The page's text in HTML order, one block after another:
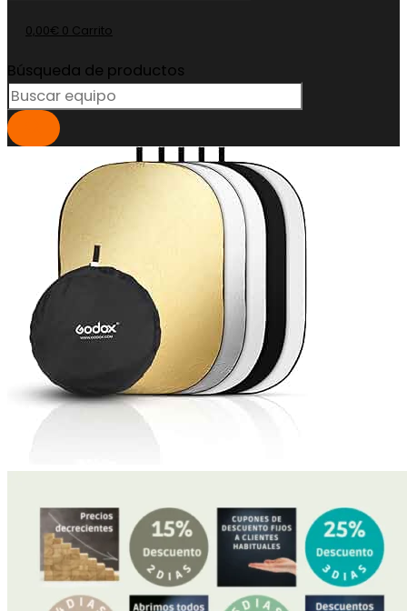
0,00€ 0 Carrito
Búsqueda de productos